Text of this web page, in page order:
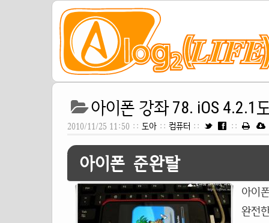
아이폰 강좌 78. iOS 4.2.1
2010/11/25 11:50 :: 도아 :: 컴퓨터 :: ::
아이폰 준완탈
아이
완전